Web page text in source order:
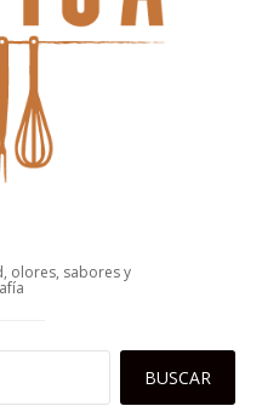
olores, sabores y